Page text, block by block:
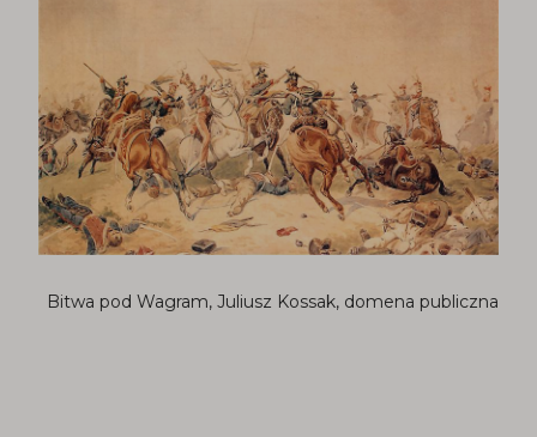
Bitwa pod Wagram, Juliusz Kossak, domena publiczna